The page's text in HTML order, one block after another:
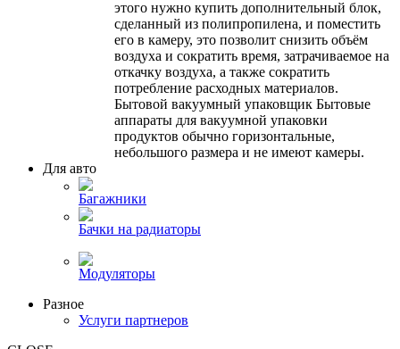
этого нужно купить дополнительный блок,
сделанный из полипропилена, и поместить
его в камеру, это позволит снизить объём
воздуха и сократить время, затрачиваемое на
откачку воздуха, а также сократить
потребление расходных материалов.
Бытовой вакуумный упаковщик Бытовые
аппараты для вакуумной упаковки
продуктов обычно горизонтальные,
небольшого размера и не имеют камеры.
Для авто
Багажники
Бачки на радиаторы
Модуляторы
Разное
Услуги партнеров